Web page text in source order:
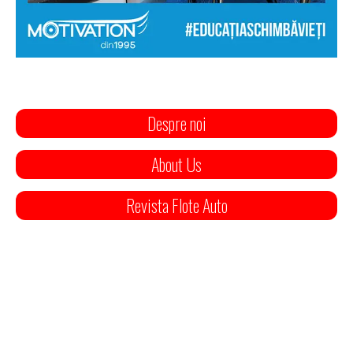
Despre noi
About Us
Revista Flote Auto